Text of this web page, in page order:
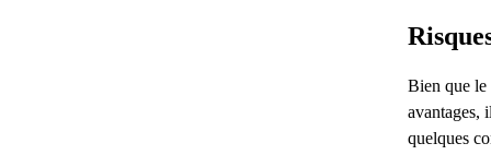
Bien que
avantages,
quelques